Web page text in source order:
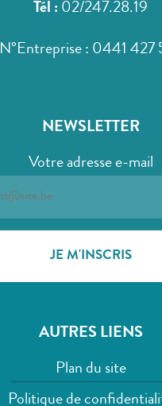
Tél : 02/247.28.19
N°Entreprise : 0441 427
NEWSLETTER
Votre adresse e-mail
AUTRES LIENS
Plan du site
Politique de